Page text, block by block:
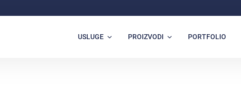
USLUGE PROIZVODI PORTFOLIO